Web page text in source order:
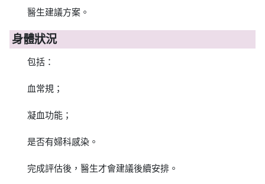
醫生建議方案。
身體狀況
包括：
血常規；
凝血功能；
是否有婦科感染。
完成評估後，醫生才會建議後續安排。